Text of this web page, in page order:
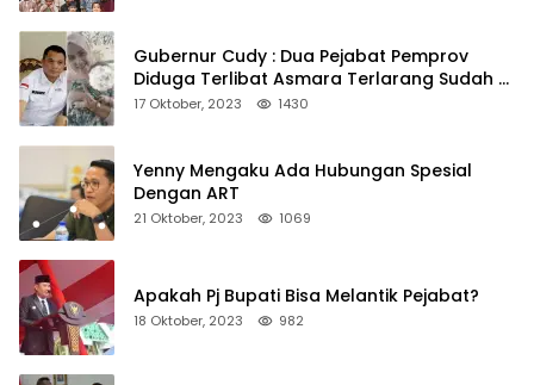
Gubernur Cudy : Dua Pejabat Pemprov
Diduga Terlibat Asmara Terlarang Sudah di
Non Job
17 Oktober, 2023 1430
Yenny Mengaku Ada Hubungan Spesial
Dengan ART
21 Oktober, 2023 1069
Apakah Pj Bupati Bisa Melantik Pejabat?
18 Oktober, 2023 982